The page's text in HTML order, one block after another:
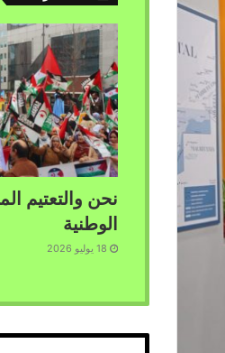
نحن والتعتيم
الوطنية
18 يوليو 2026